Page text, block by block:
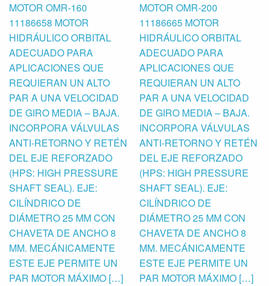
MOTOR OMR-160
11186658 MOTOR
HIDRÁULICO ORBITAL
ADECUADO PARA
APLICACIONES QUE
REQUIERAN UN ALTO
PAR A UNA VELOCIDAD
DE GIRO MEDIA – BAJA.
INCORPORA VÁLVULAS
ANTI-RETORNO Y RETÉN
DEL EJE REFORZADO
(HPS: HIGH PRESSURE
SHAFT SEAL). EJE:
CILÍNDRICO DE
DIÁMETRO 25 MM CON
CHAVETA DE ANCHO 8
MM. MECÁNICAMENTE
ESTE EJE PERMITE UN
PAR MOTOR MÁXIMO […]
MOTOR OMR-200
11186665 MOTOR
HIDRÁULICO ORBITAL
ADECUADO PARA
APLICACIONES QUE
REQUIERAN UN ALTO
PAR A UNA VELOCIDAD
DE GIRO MEDIA – BAJA.
INCORPORA VÁLVULAS
ANTI-RETORNO Y RETÉN
DEL EJE REFORZADO
(HPS: HIGH PRESSURE
SHAFT SEAL). EJE:
CILÍNDRICO DE
DIÁMETRO 25 MM CON
CHAVETA DE ANCHO 8
MM. MECÁNICAMENTE
ESTE EJE PERMITE UN
PAR MOTOR MÁXIMO […]